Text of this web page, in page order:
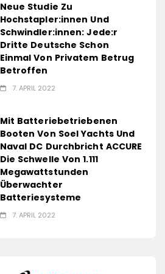
Neue Studie Zu
Hochstapler:innen Und
Schwindler:innen: Jede:r
Dritte Deutsche Schon
Einmal Von Privatem Betrug
Betroffen
7. APRIL 2022
Mit Batteriebetriebenen
Booten Von Soel Yachts Und
Naval DC Durchbricht ACCURE
Die Schwelle Von 1.111
Megawattstunden
Überwachter
Batteriesysteme
7. APRIL 2022